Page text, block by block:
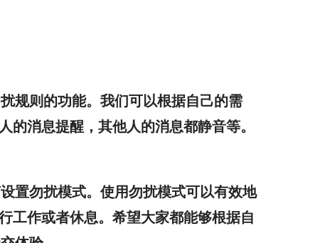
规则的功能。我们可以根据自己的需
消息提醒，其他人的消息都静音等。
置勿扰模式。使用勿扰模式可以有效地
工作或者休息。希望大家都能够根据自